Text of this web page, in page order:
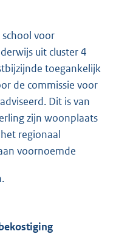
voor
uit cluster 4
toegankelijk
de commissie voor
Dit is van
zijn woonplaats
regionaal
voornoemde